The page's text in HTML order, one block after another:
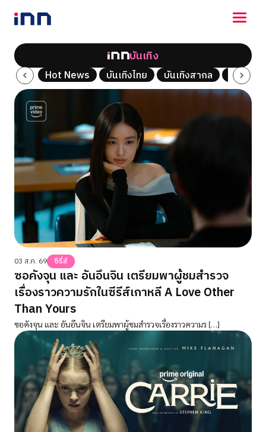
NEWS
ENTERTAINMENT
LIFESTYLE
HOROSCOPE
LOTTERY
VIDEO
บันเทิง
ซีรี่ส์ Hot News บันเทิงไทย บันเทิงสากล เพลง
03 ส.ค. 69 ซีรี่ส์
ซอคังจุน และ อันอึนจิน เตรียมพาผู้ชมสำรวจ
เรื่องราวความรักในซีรีส์เกาหลี A Love Other
Than Yours
ซอคังจุน และ อันอึนจิน เตรียมพาผู้ชมสำรวจเรื่องราวความร […]